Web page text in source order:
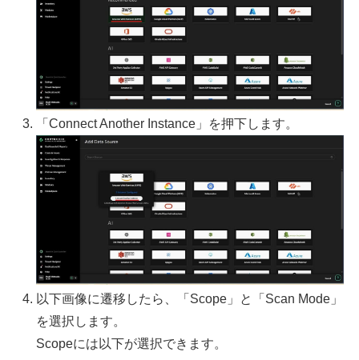
「Connect Another Instance」を押下します。
以下画像に遷移したら、「Scope」と「Scan Mode」
を選択します。
Scopeには以下が選択できます。